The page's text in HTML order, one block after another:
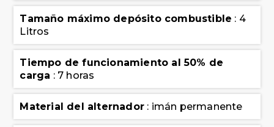
Tamaño máximo depósito combustible : 4
Litros
Tiempo de funcionamiento al 50% de
carga : 7 horas
Material del alternador : imán permanente